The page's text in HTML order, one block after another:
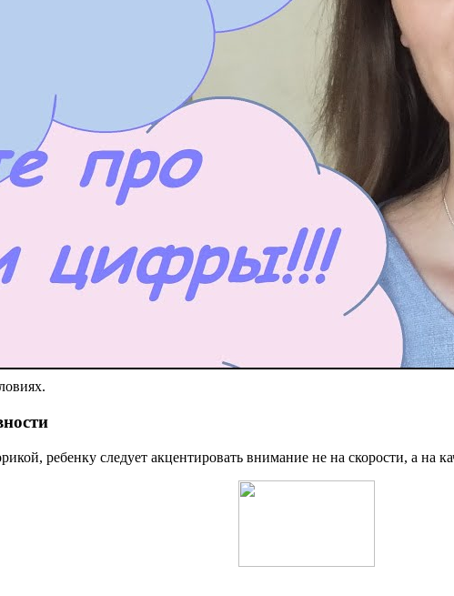
ребенку следует акцентировать внимание не на скорости, а на